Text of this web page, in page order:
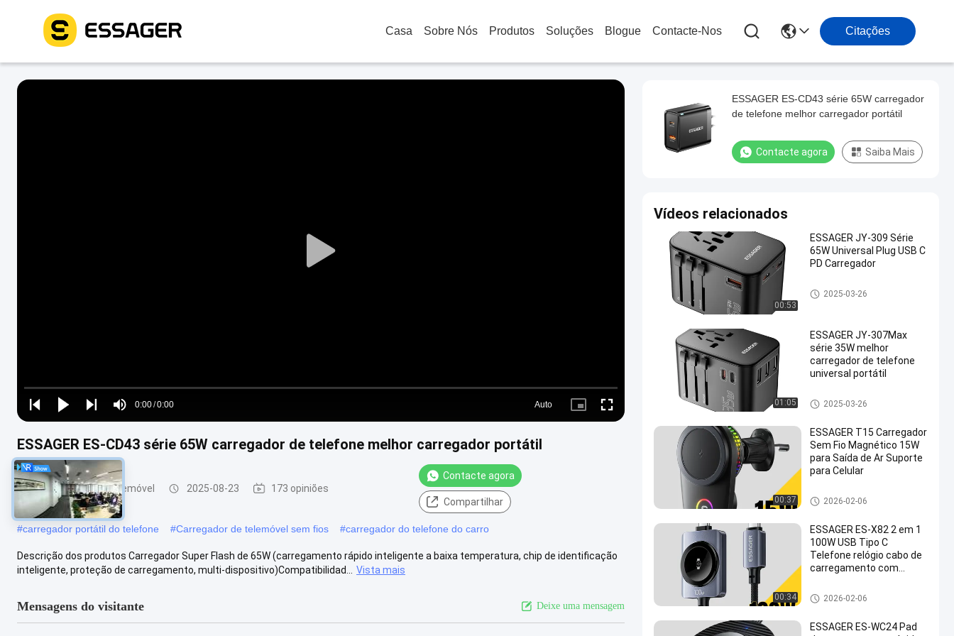
Casa Sobre Nós Produtos Soluções Blogue Contacte-Nos Citações
Play
Play
Play
Play
Mute
Time
0:00/0:00
Loaded:
0%
Auto
Picture- Fullscreen
ESSAGER ES-CD43 série 65W carregador de telefone melhor carregador portátil
Carregadores de telemóvel 2025-08-23 173 opiniões
Contacte agora
Compartilhar
#carregador portátil do telefone #Carregador de telemóvel sem fios #carregador do telefone do carro
Descrição dos produtos Carregador Super Flash de 65W (carregamento rápido inteligente a baixa temperatura, chip de identificação
inteligente, proteção de carregamento, multi-dispositivo)Compatibilidad...
Vista mais
Mensagens do visitante Deixe uma mensagem
ESSAGER ES-CD43 série 65W carregador
de telefone melhor carregador portátil
Contacte agora Saiba Mais
Vídeos relacionados
00:53
ESSAGER JY-309 Série
65W Universal Plug USB C
PD Carregador
Carregadores de telemóvel
2025-03-26
01:05
ESSAGER JY-307Max
série 35W melhor
carregador de telefone
universal portátil
Carregadores de telemóvel
2025-03-26
00:37
ESSAGER T15 Carregador
Sem Fio Magnético 15W
para Saída de Ar Suporte
para Celular
Car Phone Holders
2026-02-06
00:34
ESSAGER ES-X82 2 em 1
100W USB Tipo C
Telefone relógio cabo de
carregamento com
Carregamento sem fio
magnético
USB C 2 in 1
2026-02-06
ESSAGER ES-WC24 Pad